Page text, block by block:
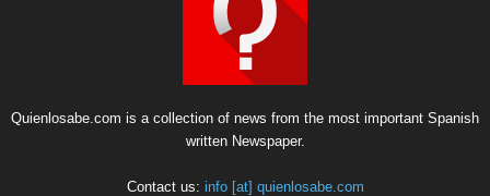
Quienlosabe.com is a collection of news from the most important Spanish
written Newspaper.
Contact us: info [at] quienlosabe.com